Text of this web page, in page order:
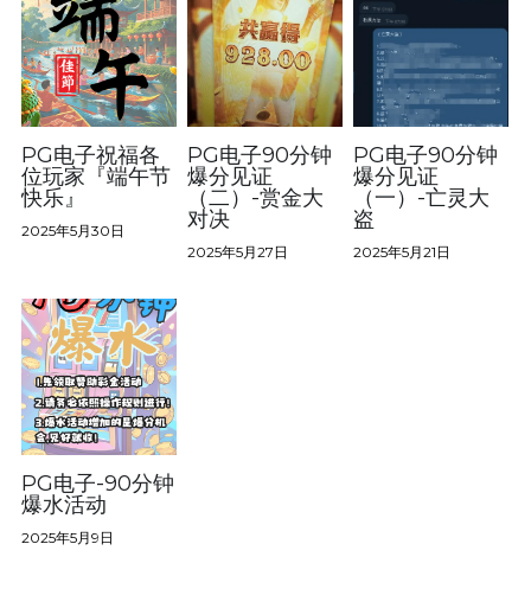
PG电子祝福各
位玩家『端午节
快乐』
2025年5月30日
PG电子90分钟
爆分见证
（二）-赏金大
对决
2025年5月27日
PG电子90分钟
爆分见证
（一）-亡灵大
盗
2025年5月21日
PG电子-90分钟
爆水活动
2025年5月9日